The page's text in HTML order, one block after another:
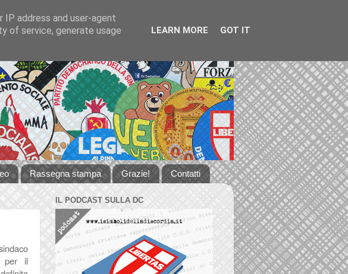
Rassegna stampa Grazie! Contatti
per il
IL PODCAST SULLA DC
address and user-agent
of service, generate usage
LEARN MORE GOT IT